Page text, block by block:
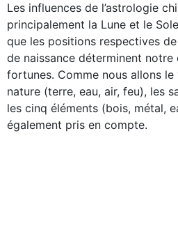
Les influences de l’astrologie
principalement la Lune et le
que les positions respectives
de naissance déterminent
fortunes. Comme nous allons
nature (terre, eau, air, feu), les
les cinq éléments (bois, métal,
également pris en compte.